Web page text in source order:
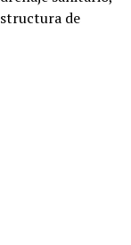
de